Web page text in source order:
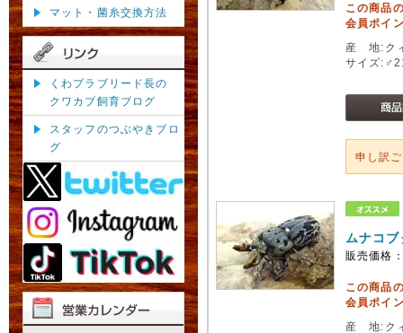
マット・菌糸交換方法
くわプラブリード長の
クワカブ飼育ブログ
スタッフのつぶやきブロ
グ
この商品
会員ポイ
産 地:ク
サイズ
申し訳
ムナコ
販売価格
この商品
会員ポイ
産 地:ク